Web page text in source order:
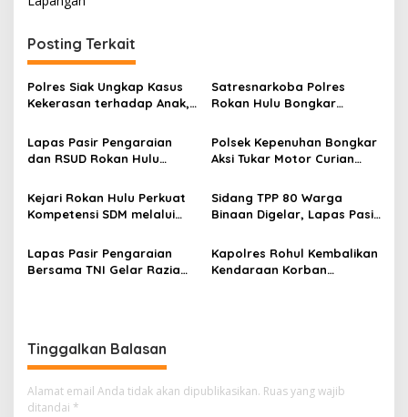
Posting Terkait
Polres Siak Ungkap Kasus
Kekerasan terhadap Anak,
Satresnarkoba Polres
Rokan Hulu Bongkar
Pelaku Ditangkap di
Perkebunan Sawit
Lapas Pasir Pengaraian
dan RSUD Rokan Hulu
Darah untuk Kemanusiaan
Polsek Kepenuhan Bongkar
Aksi Tukar Motor Curian
Diamankan
Kejari Rokan Hulu Perkuat
Kompetensi SDM melalui
Corporate University
Bidang Perencanaan 2026
Sidang TPP 80 Warga
Binaan Digelar, Lapas Pasir
Berikan Layanan Integrasi
Transparan dan Gratis
Lapas Pasir Pengaraian
Bersama TNI Gelar Razia
Kapolres Rohul Kembalikan
Kendaraan Korban
Tinggalkan Balasan
Alamat email Anda tidak akan dipublikasikan. Ruas yang wajib
ditandai *